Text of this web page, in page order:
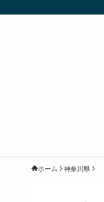
ホーム 神奈川県